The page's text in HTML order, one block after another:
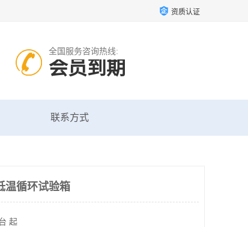
资质认证
全国服务咨询热线:
会员到期
联系方式
温循环试验箱
起